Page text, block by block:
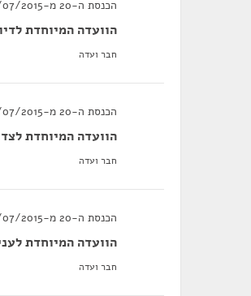
הכנסת ה-20 מ-27/07/2015 עד 30/04/2019
הוועדה המיוחדת
חבר ועדה
הכנסת ה-20 מ-26/07/2015 עד 30/04/2019
הוועדה המיוחדת
חבר ועדה
הכנסת ה-20 מ-14/07/2015 עד 22/11/2017
הוועדה המיוחדת
חבר ועדה